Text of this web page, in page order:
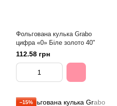
Фольгована кулька Grabo
цифра «0» Біле золото 40"
112.58 грн
−15%